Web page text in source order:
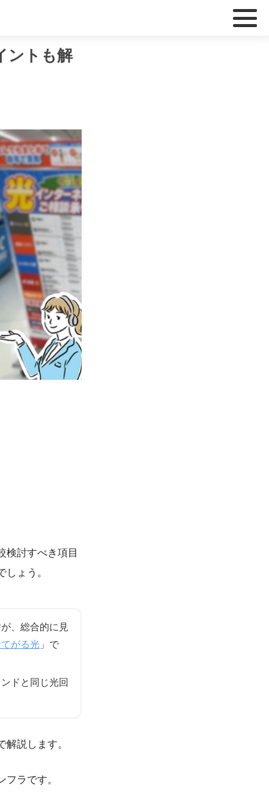
ントも解
検討すべき項目
ょう。
、総合的に見
がる光 」で
ドと同じ光回
説します。
ラです。